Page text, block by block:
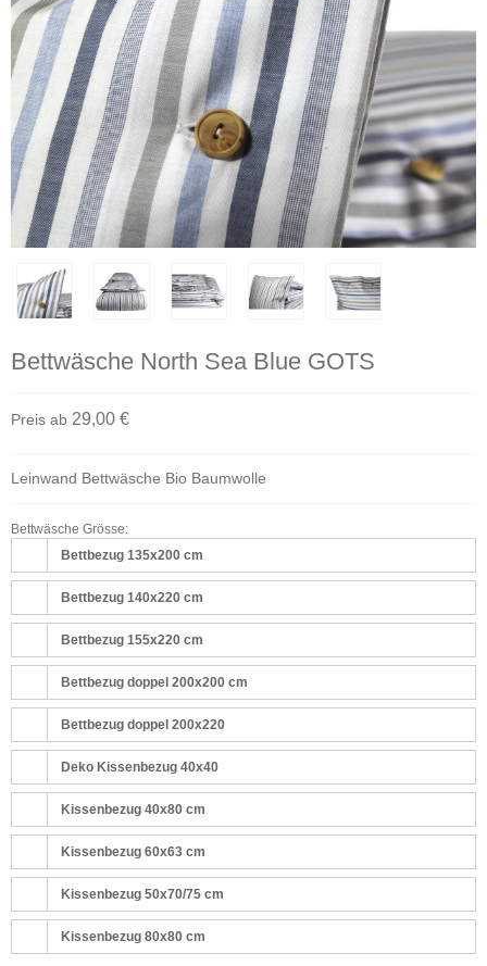
Bettwäsche North Sea Blue GOTS
Preis ab 29,00 €
Leinwand Bettwäsche Bio Baumwolle
Bettwäsche Grösse:
Bettbezug 135x200 cm
Bettbezug 140x220 cm
Bettbezug 155x220 cm
Bettbezug doppel 200x200 cm
Bettbezug doppel 200x220
Deko Kissenbezug 40x40
Kissenbezug 40x80 cm
Kissenbezug 60x63 cm
Kissenbezug 50x70/75 cm
Kissenbezug 80x80 cm